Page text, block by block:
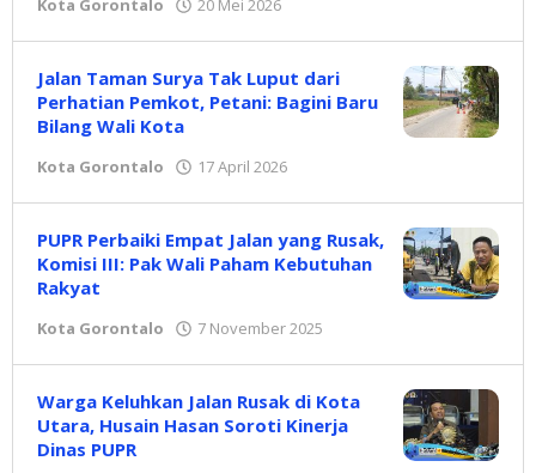
Kota Gorontalo 20 Mei 2026
Jalan Taman Surya Tak Luput dari
Perhatian Pemkot, Petani: Bagini Baru
Bilang Wali Kota
Kota Gorontalo 17 April 2026
PUPR Perbaiki Empat Jalan yang Rusak,
Komisi III: Pak Wali Paham Kebutuhan
Rakyat
Kota Gorontalo 7 November 2025
Warga Keluhkan Jalan Rusak di Kota
Utara, Husain Hasan Soroti Kinerja
Dinas PUPR